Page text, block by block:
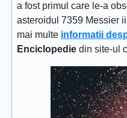
a fost primul care le-a
asteroidul 7359 Messier
mai multe informatii
Enciclopedie din site-ul